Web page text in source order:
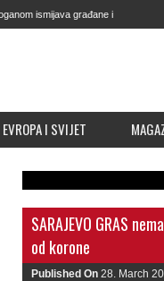
ismijava građane i
EVROPA I SVIJET
SARAJEVO GRAS
od korone
Published On 28. March